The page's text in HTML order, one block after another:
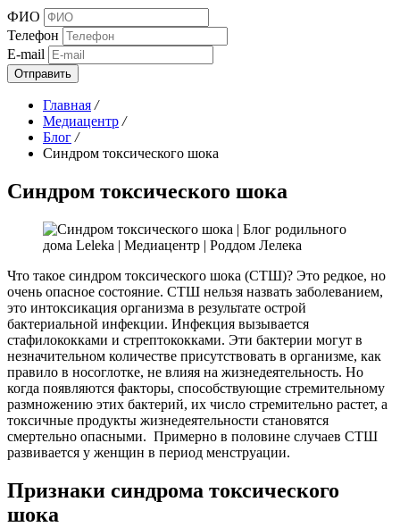
ФИО
Телефон
E-mail
Отправить
Главная /
Медиацентр /
Блог /
Синдром токсического шока
Синдром токсического шока
Что такое синдром токсического шока (СТШ)? Это редкое, но
очень опасное состояние. СТШ нельзя назвать заболеванием,
это интоксикация организма в результате острой
бактериальной инфекции. Инфекция вызывается
стафилококками и стрептококками. Эти бактерии могут в
незначительном количестве присутствовать в организме, как
правило в носоглотке, не влияя на жизнедеятельность. Но
когда появляются факторы, способствующие стремительному
размножению этих бактерий, их число стремительно растет, а
токсичные продукты жизнедеятельности становятся
смертельно опасными. Примерно в половине случаев СТШ
развивается у женщин в период менструации.
Признаки синдрома токсического
шока